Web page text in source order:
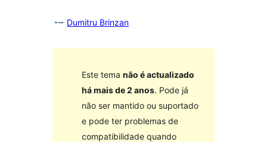
Dumitru Brinzan
Este tema não é actualizado
há mais de 2 anos. Pode já
não ser mantido ou suportado
e pode ter problemas de
compatibilidade quando